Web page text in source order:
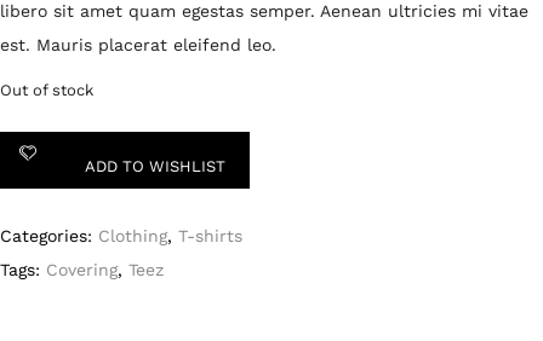
libero sit amet quam egestas semper. Aenean ultricies mi vitae
est. Mauris placerat eleifend leo.
Out of stock
ADD TO WISHLIST
Categories: Clothing, T-shirts
Tags: Covering, Teez